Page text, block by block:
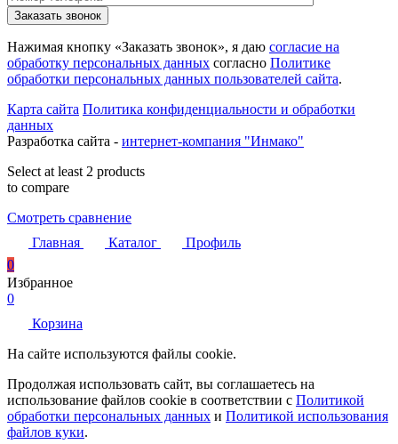
Нажимая кнопку «Заказать звонок», я даю согласие на
обработку персональных данных согласно Политике
обработки персональных данных пользователей сайта.
Карта сайта Политика конфиденциальности и обработки
данных
Разработка сайта - интернет-компания "Инмако"
Select at least 2 products
to compare
Смотреть сравнение
Главная
Каталог
Профиль
0
Избранное
0
Корзина
На сайте используются файлы cookie.
Продолжая использовать сайт, вы соглашаетесь на
использование файлов cookie в соответствии с Политикой
обработки персональных данных и Политикой использования
файлов куки.